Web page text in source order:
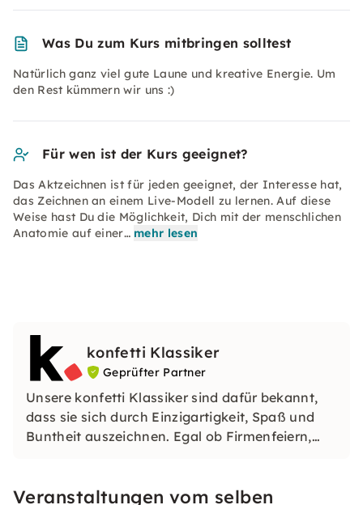
Was Du zum Kurs mitbringen solltest
Natürlich ganz viel gute Laune und kreative Energie. Um
den Rest kümmern wir uns :)
Für wen ist der Kurs geeignet?
Das Aktzeichnen ist für jeden geeignet, der Interesse hat,
das Zeichnen an einem Live-Modell zu lernen. Auf diese
Weise hast Du die Möglichkeit, Dich mit der menschlichen
Anatomie auf einer… mehr lesen
konfetti Klassiker
Geprüfter Partner
Unsere konfetti Klassiker sind dafür bekannt,
dass sie sich durch Einzigartigkeit, Spaß und
Buntheit auszeichnen. Egal ob Firmenfeiern,
erleben, welches Du so schnell nicht vergessen
Veranstaltungen vom selben